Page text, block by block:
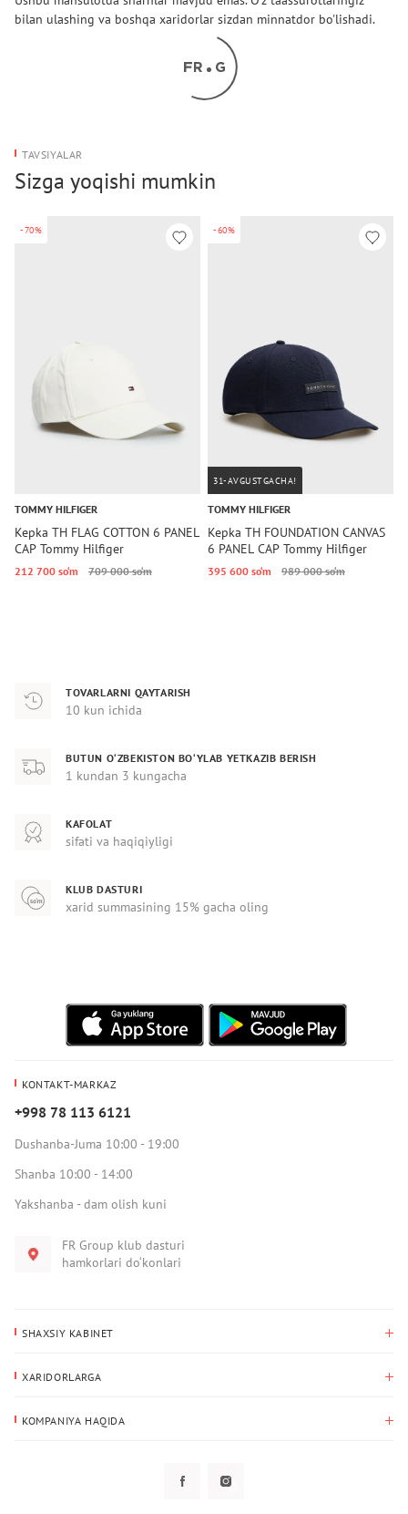
bilan ulashing va boshqa xaridorlar sizdan minnatdor bo'lishadi.
TAVSIYALAR
Sizga yoqishi mumkin
-70%
TOMMY HILFIGER
Kepka TH FLAG COTTON 6 PANEL
CAP Tommy Hilfiger
212 700 so‘m 709 000 so‘m
-60%
31-AVGUSTGACHA!
TOMMY HILFIGER
Kepka TH FOUNDATION CANVAS
6 PANEL CAP Tommy Hilfiger
395 600 so‘m 989 000 so‘m
TOVARLARNI QAYTARISH
10 kun ichida
BUTUN O‘ZBEKISTON BO‘YLAB YETKAZIB BERISH
1 kundan 3 kungacha
KAFOLAT
sifati va haqiqiyligi
KLUB DASTURI
xarid summasining 15% gacha oling
KONTAKT-MARKAZ
+998 78 113 6121
Dushanba-Juma 10:00 - 19:00
Shanba 10:00 - 14:00
Yakshanba - dam olish kuni
FR Group klub dasturi
hamkorlari do‘konlari
SHAXSIY KABINET
Yetkazib berish manzili
XARIDORLARGA
KOMPANIYA HAQIDA